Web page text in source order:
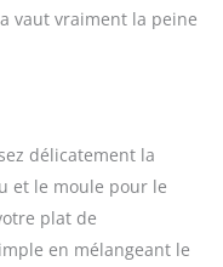
vaut vraiment la peine
délicatement la
et le moule pour le
plat de
en mélangeant le